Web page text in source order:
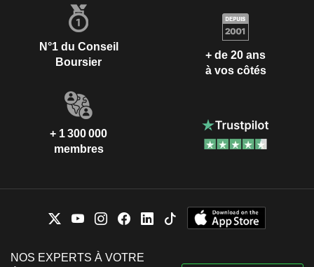
N°1 du Conseil
Boursier
+ de 20 ans
à vos côtés
+ 1 300 000
membres
NOS EXPERTS À VOTRE